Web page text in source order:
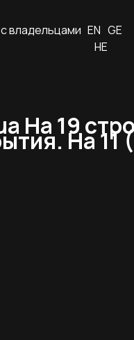
владельцами EN GE
HE
На 19На 11